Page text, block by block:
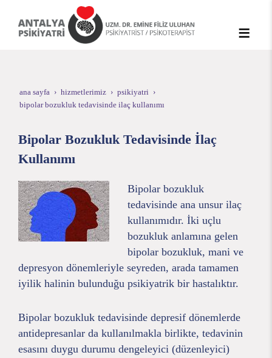
ana sayfa hizmetlerimiz
psikiyatri
bipolar bozukluk tedavisinde i̇laç kullanımı
Bipolar Bozukluk Tedavisinde İlaç
Kullanımı
Bipolar bozukluk
tedavisinde ana unsur ilaç
kullanımıdır. İki uçlu
bozukluk anlamına gelen
bipolar bozukluk, mani ve
depresyon dönemleriyle seyreden, arada tamamen
iyilik halinin bulunduğu psikiyatrik bir hastalıktır.
Bipolar bozukluk tedavisinde depresif dönemlerde
antidepresanlar da kullanılmakla birlikte, tedavinin
esasını duygu durumu dengeleyici (düzenleyici)